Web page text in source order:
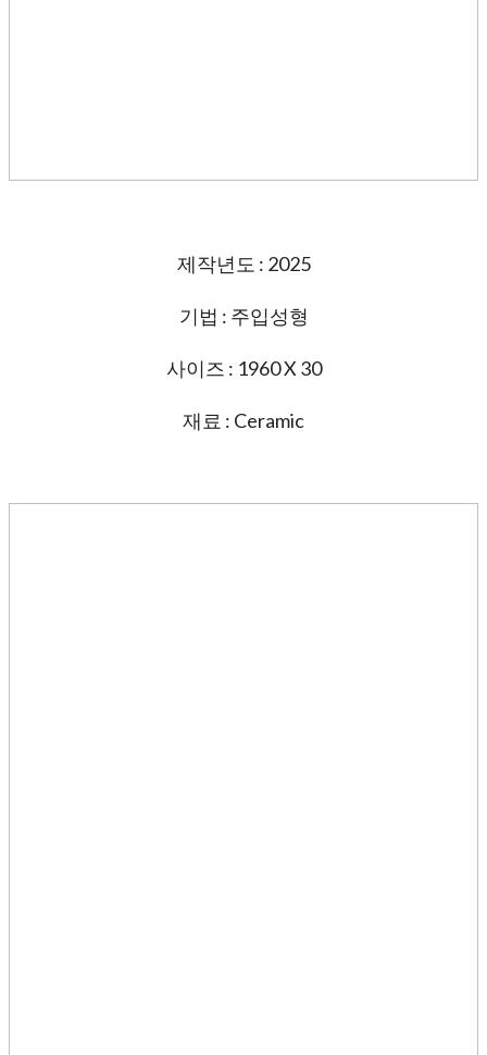
제작년도 : 2025
기법 : 주입성형
사이즈 : 1960 X 30
재료 : Ceramic